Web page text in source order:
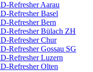
Refresher Aarau
Refresher Basel
Refresher Bern
Refresher Bülach ZH
Refresher Chur
Refresher Gossau SG
Refresher Luzern
Refresher Olten